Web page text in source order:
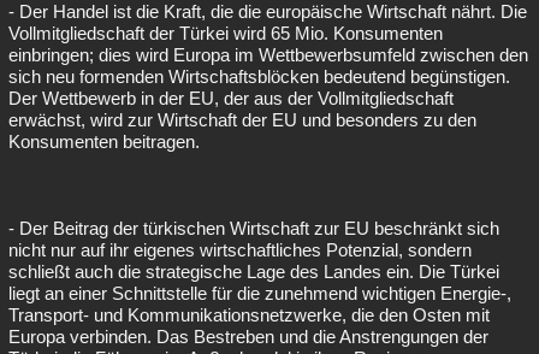
- Der Handel ist die Kraft, die die europäische Wirtschaft nährt. Die
Vollmitgliedschaft der Türkei wird 65 Mio. Konsumenten
einbringen; dies wird Europa im Wettbewerbsumfeld zwischen den
sich neu formenden Wirtschaftsblöcken bedeutend begünstigen.
Der Wettbewerb in der EU, der aus der Vollmitgliedschaft
erwächst, wird zur Wirtschaft der EU und besonders zu den
Konsumenten beitragen.
- Der Beitrag der türkischen Wirtschaft zur EU beschränkt sich
nicht nur auf ihr eigenes wirtschaftliches Potenzial, sondern
schließt auch die strategische Lage des Landes ein. Die Türkei
liegt an einer Schnittstelle für die zunehmend wichtigen Energie-,
Transport- und Kommunikationsnetzwerke, die den Osten mit
Europa verbinden. Das Bestreben und die Anstrengungen der